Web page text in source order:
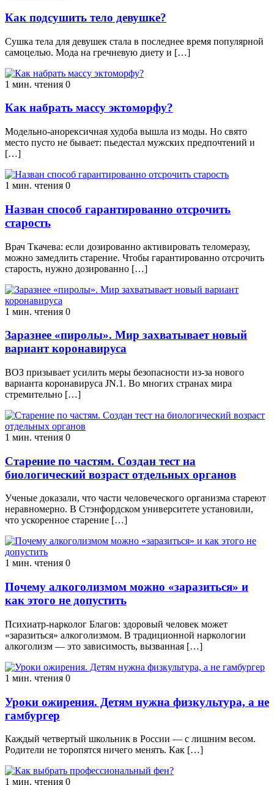
Как подсушить тело девушке?
Сушка тела для девушек стала в последнее время популярной
самоцелью. Мода на гречневую диету и […]
1 мин. чтения 0
Как набрать массу эктоморфу?
Модельно-анорексичная худоба вышла из моды. Но свято
место пусто не бывает: пьедестал мужских предпочтений и
[…]
1 мин. чтения 0
Назван способ гарантированно отсрочить
старость
Врач Ткачева: если дозированно активировать теломеразу,
можно замедлить старение. Чтобы гарантированно отсрочить
старость, нужно дозированно […]
1 мин. чтения 0
Заразнее «пиролы». Мир захватывает новый
вариант коронавируса
ВОЗ призывает усилить меры безопасности из-за нового
варианта коронавируса JN.1. Во многих странах мира
стремительно […]
1 мин. чтения 0
Старение по частям. Создан тест на
биологический возраст отдельных органов
Ученые доказали, что части человеческого организма стареют
неравномерно. В Стэнфордском университете установили,
что ускоренное старение […]
1 мин. чтения 0
Почему алкоголизмом можно «заразиться» и
как этого не допустить
Психиатр-нарколог Благов: здоровый человек может
«заразиться» алкоголизмом. В традиционной наркологии
алкоголизм — это зависимость, вызванная […]
1 мин. чтения 0
Уроки ожирения. Детям нужна физкультура, а не
гамбургер
Каждый четвертый школьник в России — с лишним весом.
Родители не торопятся ничего менять. Как […]
1 мин. чтения 0